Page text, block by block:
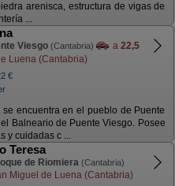
arenisca, estructura de vigas de
...
Viesgo (Cantabria) a 22,5
Luena (Cantabria)
€
se encuentra en el pueblo de Puente
Balneario de Puente Viesgo. Posee
y cuidadas c ...
Teresa
de Riomiera (Cantabria)
Miguel de Luena (Cantabria)